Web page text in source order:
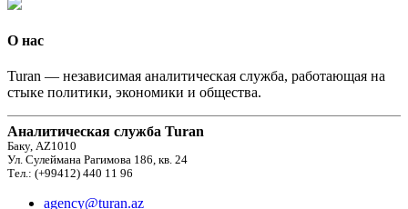
О нас
Turan — независимая аналитическая служба, работающая на
стыке политики, экономики и общества.
Аналитическая служба Turan
Баку, AZ1010
Ул. Сулеймана Рагимова 186, кв. 24
Тел.: (+99412) 440 11 96
agency@turan.az